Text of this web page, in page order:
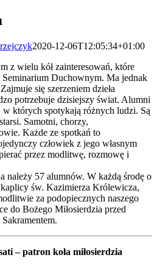
2020-12-06T12:05:34+01:00
z wielu kół zainteresowań, które
Seminarium Duchownym. Ma jednak
się szerzeniem dzieła
potrzebuje dzisiejszy świat. Alumni
w których spotykają różnych ludzi. Są
Samotni, chorzy,
Każde ze spotkań to
człowiek z jego własnym
przez modlitwę, rozmowę i
należy 57 alumnów. W każdą środę o
św. Kazimierza Królewicza,
za podopiecznych naszego
do Bożego Miłosierdzia przed
– patron koła miłosierdzia